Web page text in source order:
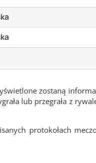
zostaną
lub przegrała z
protokołach